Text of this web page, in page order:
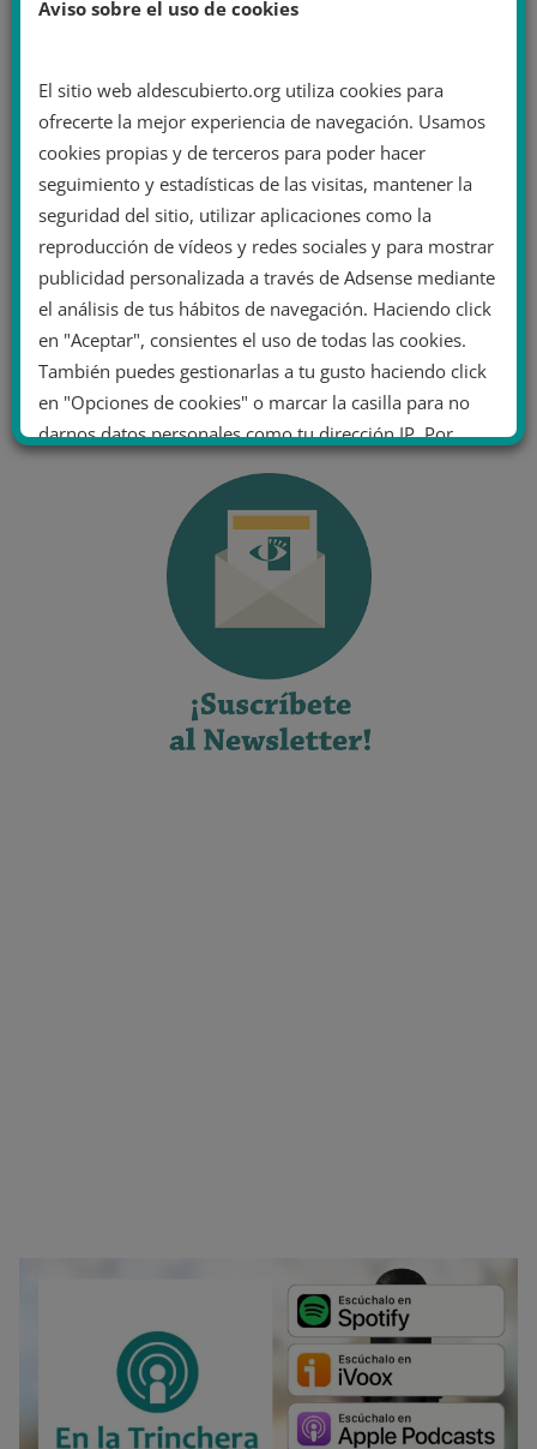
Aviso sobre el uso de cookies
El sitio web aldescubierto.org utiliza cookies para
ofrecerte la mejor experiencia de navegación. Usamos
cookies propias y de terceros para poder hacer
seguimiento y estadísticas de las visitas, mantener la
seguridad del sitio, utilizar aplicaciones como la
reproducción de vídeos y redes sociales y para mostrar
publicidad personalizada a través de Adsense mediante
el análisis de tus hábitos de navegación. Haciendo click
en "Aceptar", consientes el uso de todas las cookies.
También puedes gestionarlas a tu gusto haciendo click
en "Opciones de cookies" o marcar la casilla para no
darnos datos personales como tu dirección IP. Por
No dar mi información personal
Opciones de cookies Aceptar cookies
Rechazar cookies Política de cookies